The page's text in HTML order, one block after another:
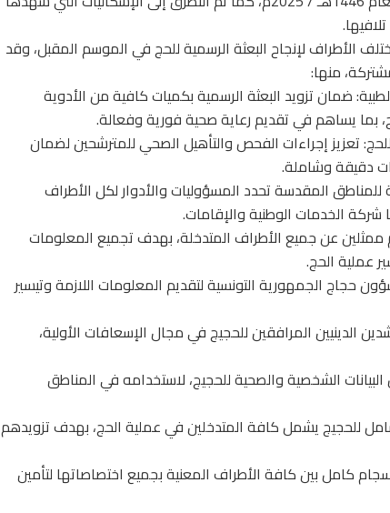
الأطراف لإنجاح البعثة الرسمية للحج في الموسم المقبل، وقد
منها:
ضمان تزويد البعثة الرسمية بكميات كافية من الأدوية
بما يساهم في تقديم رعاية صحية فورية وفعالة.
تعزيز إجراءات الفحص والتأهيل الصحي للمترشحين لضمان
دقيقة وشاملة.
المقدسة تحدد المسؤوليات والأدوار لكل الأطراف
شركة الخدمات الوطنية والإقامات.
عن جميع الأطراف المتدخلة، بهدف تجميع المعلومات
عملية الحج.
الجمهورية التونسية لتقديم المعلومات اللازمة وتيسير
الدينيين المرافقين للحجيج في مجال الإسعافات الأولية،
الشخصية والصحية للحجيج، لاستخدامه في المناطق
للحجيج يشمل كافة المتدخلين في عملية الحج، بهدف تزويدهم
كامل بين كافة الأطراف المعنية بجميع اختصاصاتها لتأمين